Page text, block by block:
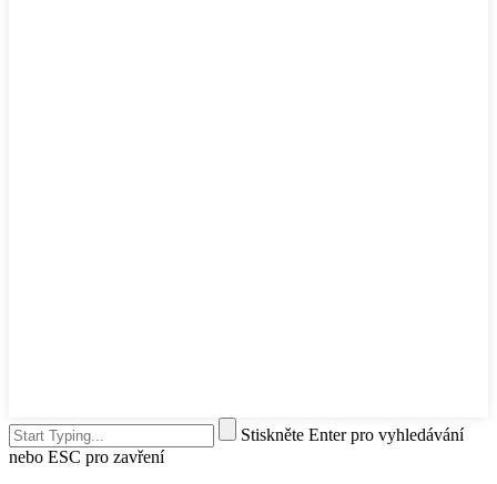
Stiskněte Enter pro vyhledávání
nebo ESC pro zavření